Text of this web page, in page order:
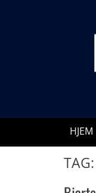
HJEM